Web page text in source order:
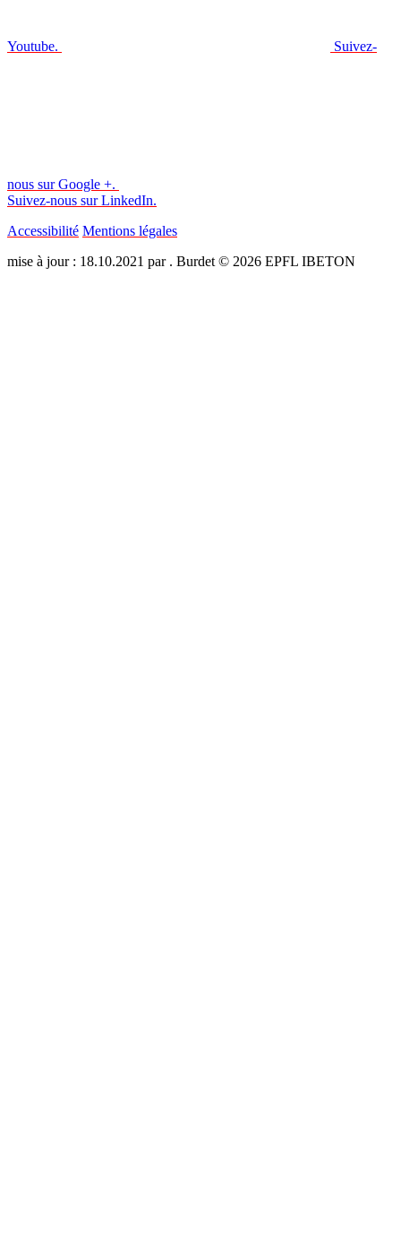
Youtube. Suivez-
nous sur Google +.
Suivez-nous sur LinkedIn.
Accessibilité Mentions légales
mise à jour : 18.10.2021 par . Burdet © 2026 EPFL IBETON